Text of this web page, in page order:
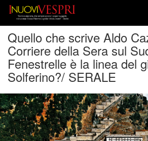
Quello che scrive Aldo
Corriere della Sera sul
Fenestrelle è la linea del
Solferino?/ SERALE